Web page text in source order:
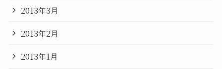
2013年3月
2013年2月
2013年1月